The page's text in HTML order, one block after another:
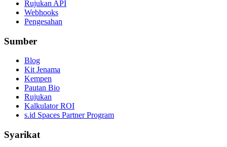
Rujukan API
Webhooks
Pengesahan
Sumber
Blog
Kit Jenama
Kempen
Pautan Bio
Rujukan
Kalkulator ROI
s.id Spaces Partner Program
Syarikat